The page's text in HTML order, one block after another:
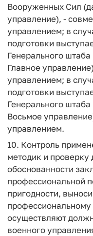
Вооруженных Сил
управление), -
управлением; в
подготовки
Генерального
Главное
управлением; в
подготовки
Генерального
Восьмое
управлением.
10. Контроль
методик и проверку
обоснованности
профессиональной
пригодности,
профессиональному
осуществляют
военного